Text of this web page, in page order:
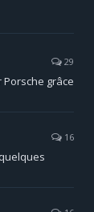
29
grâce
16